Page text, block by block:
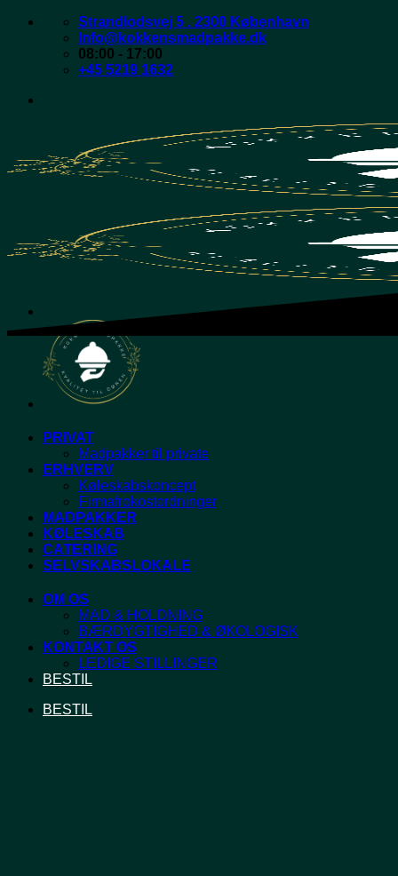
Fortsæt
Strandlodsvej 5 . 2300 København
Info@kokkensmadpakke.dk
08:00 - 17:00
+45 5219 1632
PRIVAT
Madpakker til private
ERHVERV
Køleskabskoncept
Firmafrokostordninger
MADPAKKER
KØLESKAB
CATERING
SELVSKABSLOKALE
OM OS
MAD & HOLDNING
BÆRDYGTIGHED & ØKOLOGISK
KONTAKT OS
LEDIGE STILLINGER
BESTIL
BESTIL